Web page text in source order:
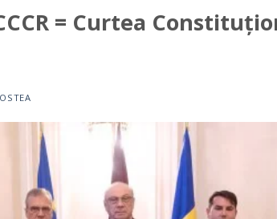
= Curtea